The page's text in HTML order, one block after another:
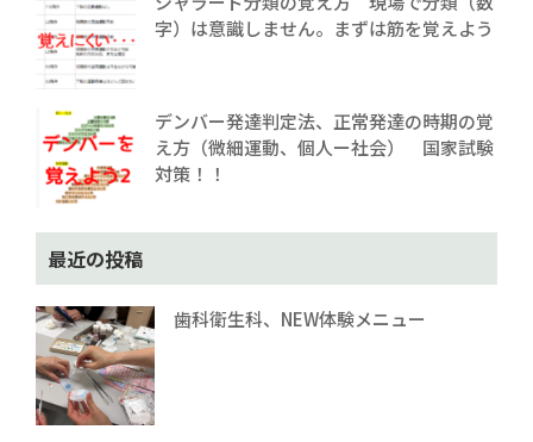
字）は意識しません。まずは筋を覚えよう
デンバー発達判定法、正常発達の時期の覚
え方（微細運動、個人ー社会） 国家試験
対策！！
最近の投稿
歯科衛生科、NEW体験メニュー